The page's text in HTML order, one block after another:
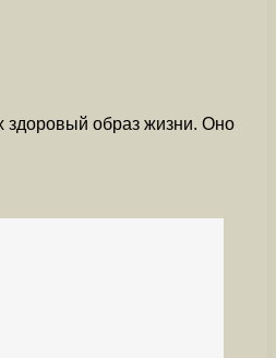
здоровый образ жизни. Оно